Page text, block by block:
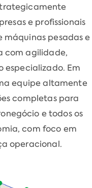
e profissionais
pesadas e
com agilidade,
especializado. Em
equipe altamente
completas para
e todos os
com foco em
operacional.